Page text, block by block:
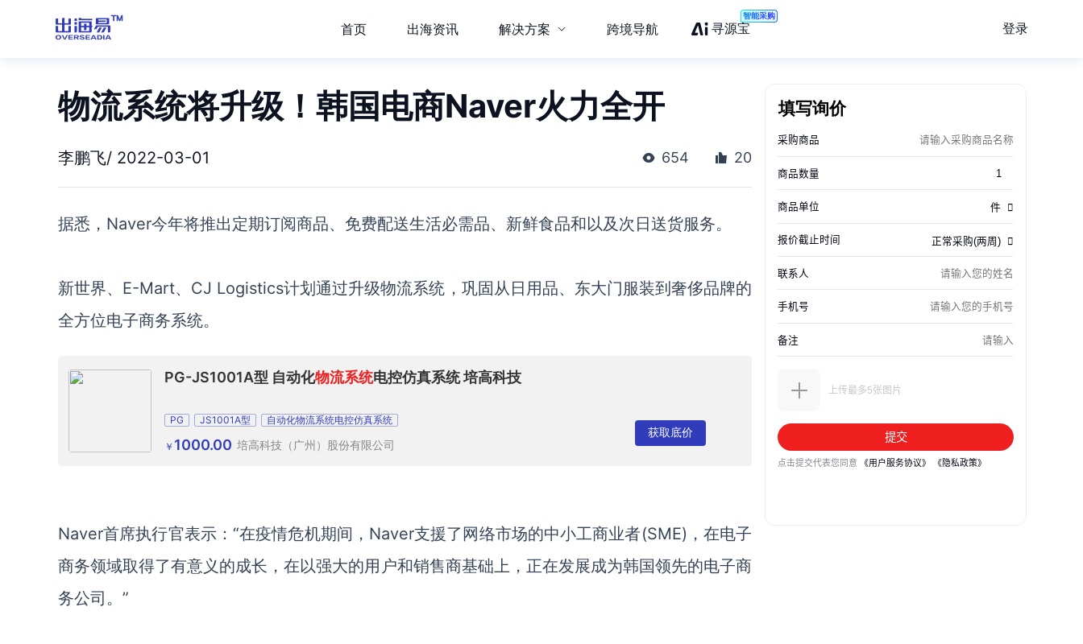
首页 出海资讯 解决方案 跨境导航 寻源宝
智能采购
登录
物流系统将升级！韩国电商Naver火力全开
李鹏飞/ 2022-03-01 654 20
据悉， Naver今年将推出定期订阅商品、免费配送生活必需品、新鲜食品和以及次日送货服务。
新世界、 E-Mart、 CJ Logistics计划通过升级物流系统，巩固从日用品、东大门服装到奢侈品牌的
全方位电子商务系统。
PG-JS1001A型 自动化物流系统电控仿真系统 培高科技
PG JS1001A型 自动化物流系统电控仿真系统
￥ 1000.00 培高科技（广州）股份有限公司
获取底价
Naver首席执行官表示：“在疫情危机期间， Naver支援了网络市场的中小工商业者(SME)，在电子
商务领域取得了有意义的成长，在以强大的用户和销售商基础上 ， 正在发展成为韩国领先的电子商
务公司。 ”
填写询价